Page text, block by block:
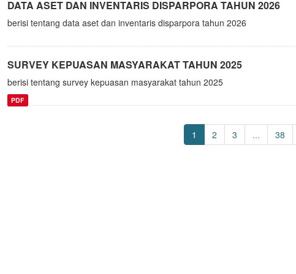
DATA ASET DAN INVENTARIS DISPARPORA TAHUN 2026
berisi tentang data aset dan inventaris disparpora tahun 2026
SURVEY KEPUASAN MASYARAKAT TAHUN 2025
berisi tentang survey kepuasan masyarakat tahun 2025
PDF
1 2 3 ... 38